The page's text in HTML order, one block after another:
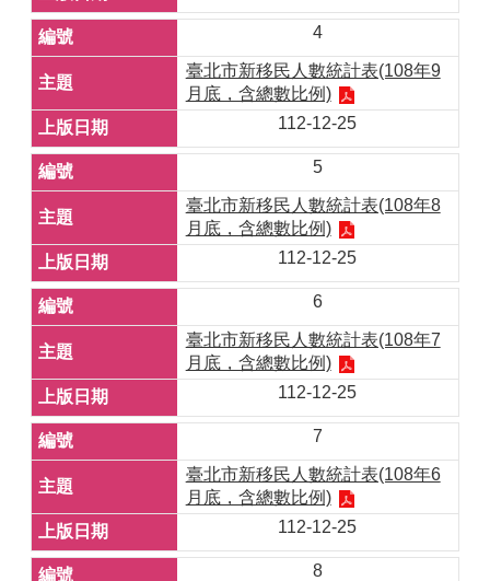
4
臺北市新移民人數統計表(108年9
月底，含總數比例)
112-12-25
5
臺北市新移民人數統計表(108年8
月底，含總數比例)
112-12-25
6
臺北市新移民人數統計表(108年7
月底，含總數比例)
112-12-25
7
臺北市新移民人數統計表(108年6
月底，含總數比例)
112-12-25
8